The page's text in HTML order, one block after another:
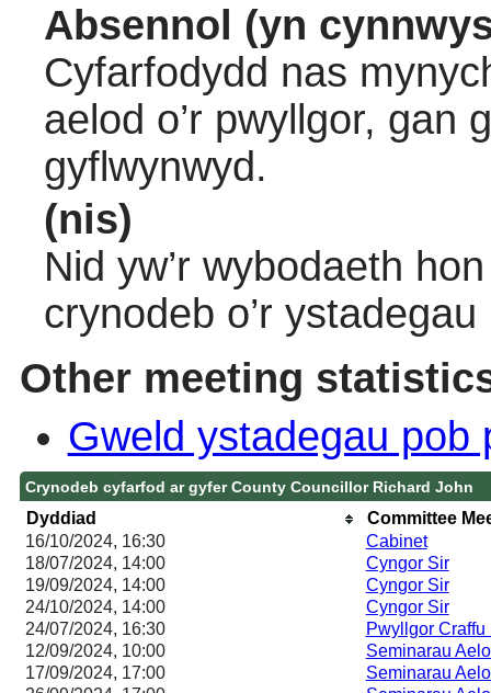
Absennol (yn
Cyfarfodydd nas
aelod o’r pwyllgor, gan
gyflwynwyd.
(nis)
Nid yw’r wybodaeth
crynodeb o’r
Other meeting
Gweld ystadegau pob
Crynodeb cyfarfod ar gyfer County Councillor Richard John
Dyddiad
Committee
16/10/2024, 16:30
Cabinet
18/07/2024, 14:00 Cyngor Sir
19/09/2024, 14:00 Cyngor Sir
24/10/2024, 14:00 Cyngor Sir
24/07/2024, 16:30
Pwyllgor Craffu
12/09/2024, 10:00
Seminarau
17/09/2024, 17:00
Seminarau